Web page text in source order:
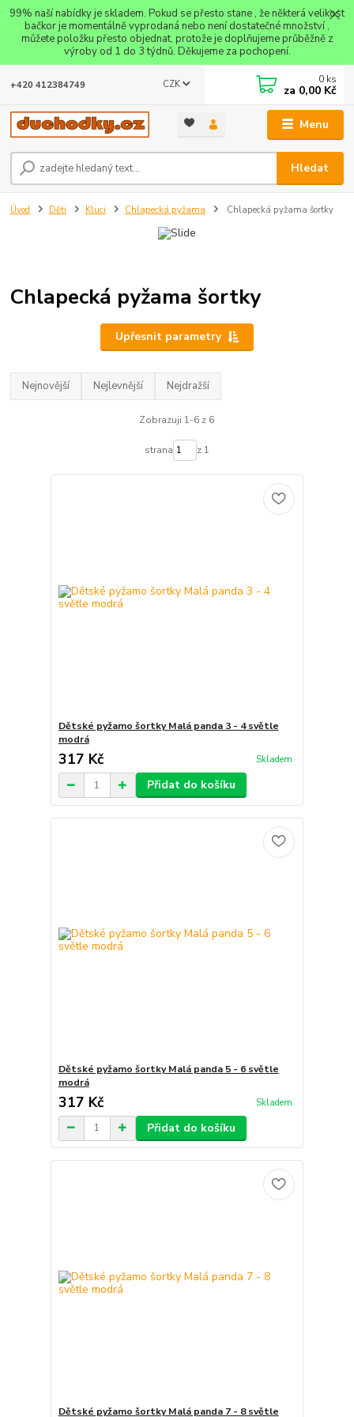
99% naší nabídky je skladem. Pokud se přesto stane , že některá velikost
bačkor je momentálně vyprodaná nebo není dostatečné množství ,
můžete položku přesto objednat, protože je doplňujeme průběžně z
výroby od 1 do 3 týdnů. Děkujeme za pochopení.
Menu
CZK
Hledat
+420 412384749 0 ks
za 0,00 Kč
Úvod Děti Kluci Chlapecká pyžama Chlapecká pyžama šortky
Chlapecká pyžama šortky
Upřesnit parametry
Nejnovější Nejlevnější Nejdražší
Zobrazuji 1-6 z 6
strana z 1
Dětské pyžamo šortky Malá panda 3 - 4 světle
modrá
317 Kč Skladem
Přidat do košíku
Dětské pyžamo šortky Malá panda 5 - 6 světle
modrá
317 Kč Skladem
Přidat do košíku
Dětské pyžamo šortky Malá panda 7 - 8 světle